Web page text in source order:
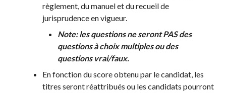
règlement, du manuel et du recueil de
jurisprudence en vigueur.
Note: les questions ne seront PAS des
questions à choix multiples ou des
questions vrai/faux.
En fonction du score obtenu par le candidat, les
titres seront réattribués ou les candidats pourront